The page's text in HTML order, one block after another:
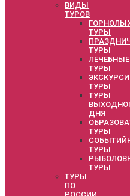
ВИДЫ
ТУРОВ
ТУРЫ
ТУРЫ
ЛЕЧЕБНЫЕ
ТУРЫ
ТУРЫ
ТУРЫ
ДНЯ
ТУРЫ
ТУРЫ
ТУРЫ
ТУРЫ
ПО